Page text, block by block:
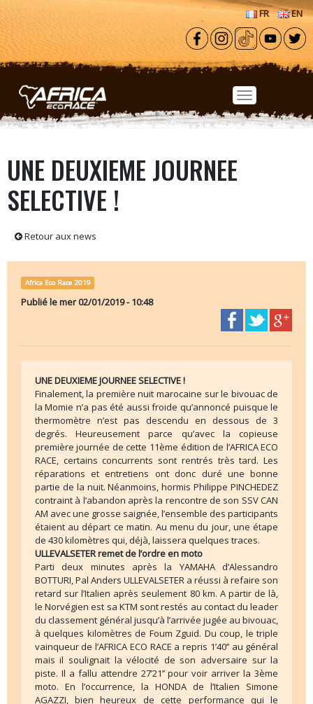
Aller au contenu principal
FR EN
UNE DEUXIEME JOURNEE
SELECTIVE !
Retour aux news
Africa Eco Race 2019
Publié lemer 02/01/2019 - 10:48
UNE DEUXIEME JOURNEE SELECTIVE !
Finalement, la première nuit marocaine sur le bivouac de
la Momie n’a pas été aussi froide qu’annoncé puisque le
thermomètre n’est pas descendu en dessous de 3
degrés. Heureusement parce qu’avec la copieuse
première journée de cette 11ème édition de l’AFRICA ECO
RACE, certains concurrents sont rentrés très tard. Les
réparations et entretiens ont donc duré une bonne
partie de la nuit. Néanmoins, hormis Philippe PINCHEDEZ
contraint à l’abandon après la rencontre de son SSV CAN
AM avec une grosse saignée, l’ensemble des participants
étaient au départ ce matin. Au menu du jour, une étape
de 430 kilomètres qui, déjà, laissera quelques traces.
ULLEVALSETER remet de l’ordre en moto
Parti deux minutes après la YAMAHA d’Alessandro
BOTTURI, Pal Anders ULLEVALSETER a réussi à refaire son
retard sur l’Italien après seulement 80 km. A partir de là,
le Norvégien est sa KTM sont restés au contact du leader
du classement général jusqu’à l’arrivée jugée au bivouac,
à quelques kilomètres de Foum Zguid. Du coup, le triple
vainqueur de l’AFRICA ECO RACE a repris 1’40’’ au général
mais il soulignait la vélocité de son adversaire sur la
piste. Il a fallu attendre 27’21’’ pour voir arriver la 3ème
moto. En l’occurrence, la HONDA de l’Italien Simone
AGAZZI, bien heureux de cette performance qui le